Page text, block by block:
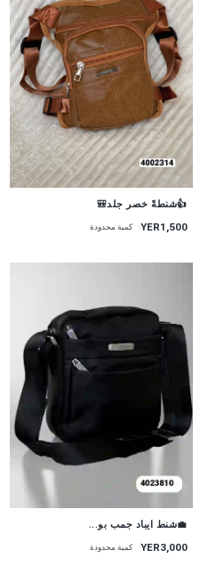
👍شنطةً خصر جلد🎒
YER1,500 كمية محدودة
💼شنط ايباد جمب بو...
YER3,000 كمية محدودة